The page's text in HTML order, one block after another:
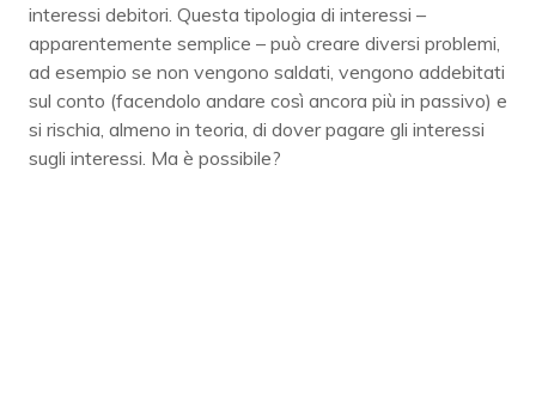
interessi debitori. Questa tipologia di interessi –
apparentemente semplice – può creare diversi problemi,
ad esempio se non vengono saldati, vengono addebitati
sul conto (facendolo andare così ancora più in passivo) e
si rischia, almeno in teoria, di dover pagare gli interessi
sugli interessi. Ma è possibile?